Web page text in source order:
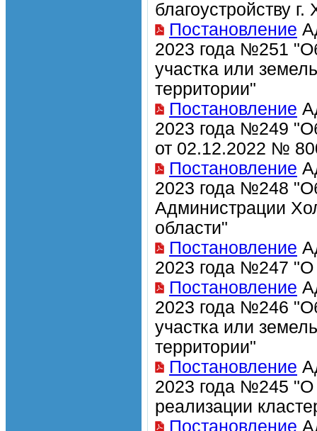
благоустройству
Постановление
2023 года №251
участка или
территории"
Постановление
2023 года №249
от 02.12.2022 №
Постановление
2023 года №248
Администрации
области"
Постановление
2023 года №247 "О
Постановление
2023 года №246
участка или
территории"
Постановление
2023 года №245 "О
реализации
Постановление